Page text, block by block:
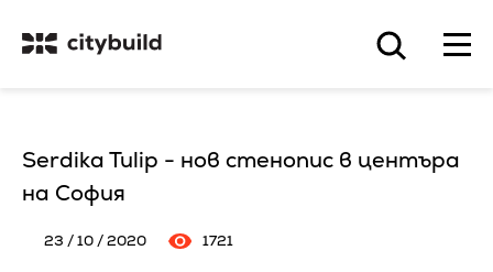
Serdika Tulip - нов стенопис в центъра
на София
23 / 10 / 2020 1721